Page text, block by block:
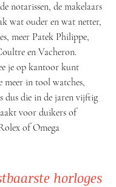
notarissen, de makelaars
wat ouder en wat netter,
meer Patek Philippe,
en Vacheron.
je op kantoor kunt
meer in tool watches,
dus die in de jaren vijftig
voor duikers of
of Omega
horloges